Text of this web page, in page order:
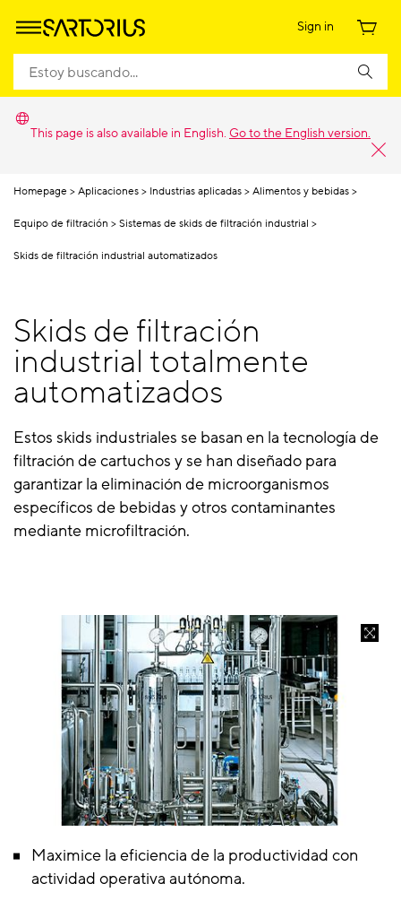
Sign in
This page is also available in English. Go to the English version.
Homepage Aplicaciones Industrias aplicadas Alimentos y bebidas
Equipo de filtración Sistemas de skids de filtración industrial
Skids de filtración industrial automatizados
Skids de filtración
industrial totalmente
automatizados
Estos skids industriales se basan en la tecnología de
filtración de cartuchos y se han diseñado para
garantizar la eliminación de microorganismos
específicos de bebidas y otros contaminantes
mediante microfiltración.
Maximice la eficiencia de la productividad con
actividad operativa autónoma.